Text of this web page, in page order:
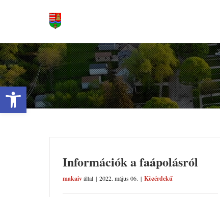
Eszköztár megnyitása
Információk a faápolásról
makaiváltal | 2022. május 06. | Közérdekű